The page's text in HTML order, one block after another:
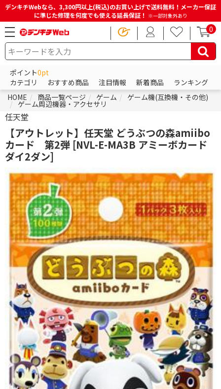
デンキチWebなら、3,300円以上(税込)のお買い上げで送料無料！メーカー保証
に準じた修理を何度でも使える延長保証！ ※一部対象外あり
0
ポイント0pt
カテゴリ
おすすめ商品 注目情報 新着商品
ランキング
HOME
商品一覧ページ ゲーム ゲーム機(互換機・その他)
ゲーム周辺機器・アクセサリ
任天堂
【アウトレット】任天堂 どうぶつの森amiibo
カード 第2弾 [NVL-E-MA3B アミーボカード
ダイ2ダン]